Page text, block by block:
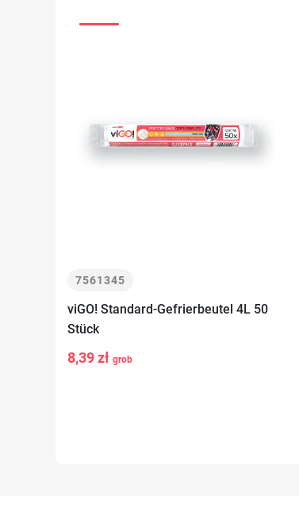
7561345
viGO! Standard-Gefrierbeutel 4L 50
Stück
8,39 zł grob